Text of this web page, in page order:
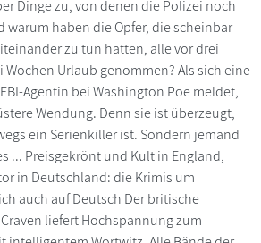
Dinge zu, von denen die Polizei noch
warum haben die Opfer, die scheinbar
zu tun hatten, alle vor drei
Urlaub genommen? Als sich eine
Agentin bei Washington Poe meldet,
Wendung. Denn sie ist überzeugt,
ein Serienkiller ist. Sondern jemand
... Preisgekrönt und Kult in England,
in Deutschland: die Krimis um
auch auf Deutsch Der britische
liefert Hochspannung zum